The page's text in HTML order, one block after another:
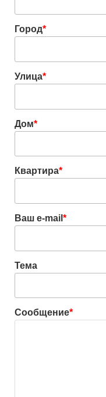
Город*
Улица*
Дом*
Квартира*
Ваш e-mail *
Тема
Сообщение*